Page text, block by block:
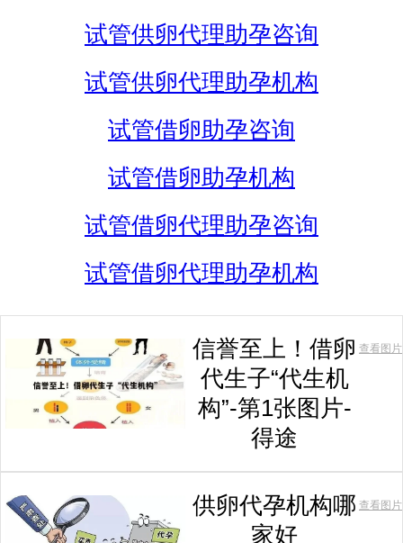
试管供卵代理助孕咨询
试管供卵代理助孕机构
试管借卵助孕咨询
试管借卵助孕机构
试管借卵代理助孕咨询
试管借卵代理助孕机构
信誉至上！借卵
代生子“代生机
构”-第1张图片-
得途
查看图片
供卵代孕机构哪
家好
查看图片